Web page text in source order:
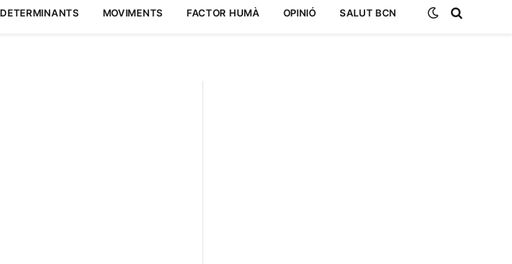
DETERMINANTS MOVIMENTS FACTOR HUMÀ OPINIÓ SALUT BCN